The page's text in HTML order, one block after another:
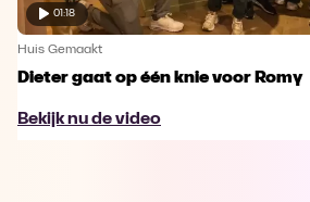
01:18
Huis Gemaakt
Dieter gaat op één knie voor Romy
Bekijk nu de video